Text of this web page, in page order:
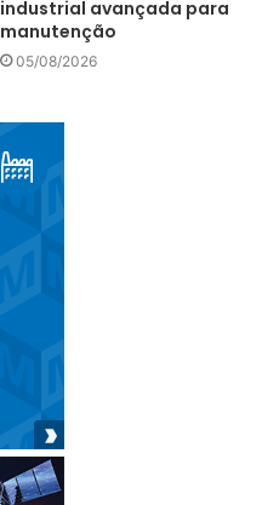
industrial avançada para
manutenção
05/08/2026